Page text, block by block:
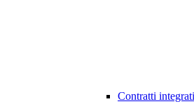
Contratti